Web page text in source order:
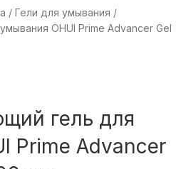
Гели для умывания
OHUI Prime Advancer Gel
гель для
Prime Advancer